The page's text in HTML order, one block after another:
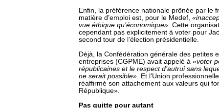
Enfin, la préférence nationale prônée par le
matière d’emploi est, pour le Medef,
vue éthique qu’économique». Cette
cependant pas explicitement à voter pour
second tour de l’élection présidentielle.
Déjà, la Confédération générale des petites
entreprises (CGPME) avait appelé à «voter
républicaines et le respect d’autrui sans
ne serait possible». Et l’Union
réaffirmé son attachement aux valeurs qui
République».
Pas quitte pour autant